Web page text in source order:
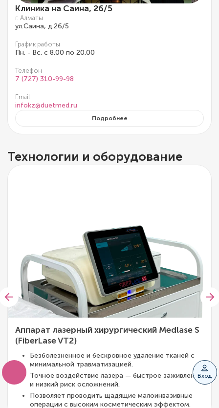
Вход
Клиника на Саина, 26/5
г. Алматы
ул.Саина, д.26/5
График работы
Пн. - Вс. с 8.00 по 20.00
Телефон
7 (727) 310-99-98
Email
infokz@duetmed.ru
Подробнее
Технологии и оборудование
Аппарат лазерный хирургический Medlase S
(FiberLase VT2)
Безболезненное и бескровное удаление тканей с
минимальной травматизацией.
Точное воздействие лазера — быстрое заживление
и низкий риск осложнений.
Позволяет проводить щадящие малоинвазивные
операции с высоким косметическим эффектом.